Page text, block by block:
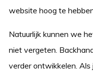
website hoog te
Natuurlijk kunnen we
niet vergeten.
verder ontwikkelen.